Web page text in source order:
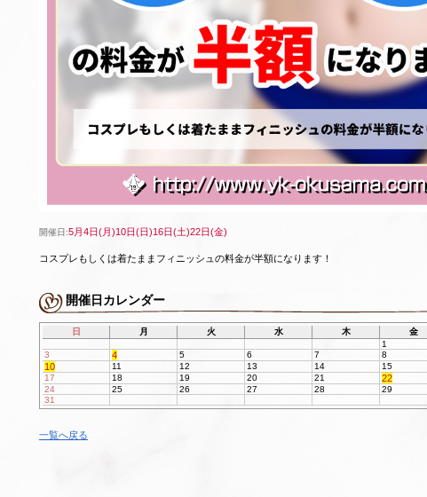
開催日:5月4日(月)10日(日)16日(土)22日(金)
コスプレもしくは着たままフィニッシュの料金が半額になります！
開催日カレンダー
日 月 火 水 木 金
1
3
4 5 6 7 8
10 11 12 13 14 15
17 18 19 20 21 22
24
25 26 27 28 29
31
一覧へ戻る